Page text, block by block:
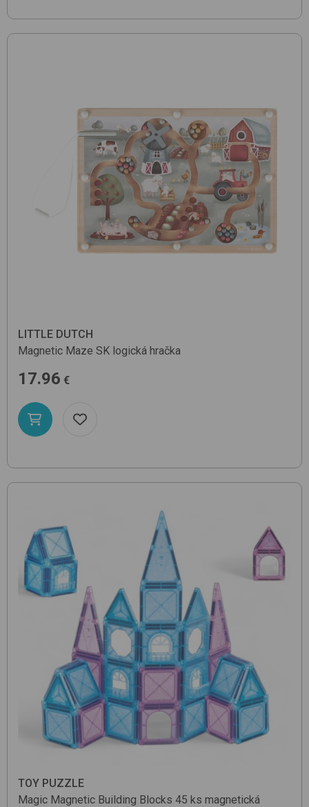
LITTLE DUTCH
Magnetic Maze SK logická hračka
17.96 €
TOY PUZZLE
Magic Magnetic Building Blocks 45 ks magnetická